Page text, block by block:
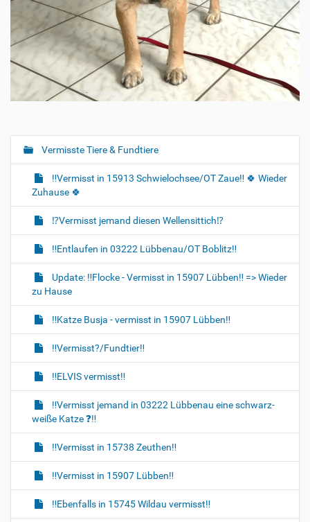
N
i
a
n
Vermisste Tiere & Fundtiere
‼️Vermisst in 15913 Schwielochsee/OT Zaue‼️ 🍀 Wieder
Zuhause 🍀
⁉️Vermisst jemand diesen Wellensittich⁉️
‼️Entlaufen in 03222 Lübbenau/OT Boblitz‼️
Update: ‼️Flocke - Vermisst in 15907 Lübben‼️ => Wieder
zu Hause
‼️Katze Busja - vermisst in 15907 Lübben‼️
‼️Vermisst?/Fundtier‼️
‼️ELVIS vermisst‼️
‼️Vermisst jemand in 03222 Lübbenau eine schwarz-
weiße Katze ❓️‼️
‼️Vermisst in 15738 Zeuthen‼️
‼️Vermisst in 15907 Lübben‼️
‼️Ebenfalls in 15745 Wildau vermisst‼️